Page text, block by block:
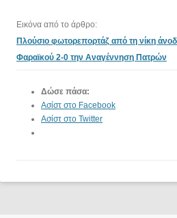
Εικόνα από το άρθρο:
Πλούσιο φωτορεπορτάζ από τη νίκη
Φαραϊκού 2-0 την Αναγέννηση Πατρών
Δώσε πάσα:
Ασίστ στο Facebook
Ασίστ στο Twitter